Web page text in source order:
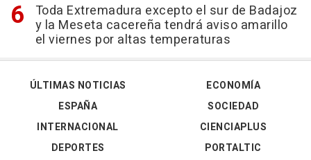
Toda Extremadura excepto el sur de Badajoz
y la Meseta cacereña tendrá aviso amarillo
el viernes por altas temperaturas
ÚLTIMAS NOTICIAS
ESPAÑA
INTERNACIONAL
DEPORTES
ECONOMÍA
SOCIEDAD
CIENCIAPLUS
PORTALTIC